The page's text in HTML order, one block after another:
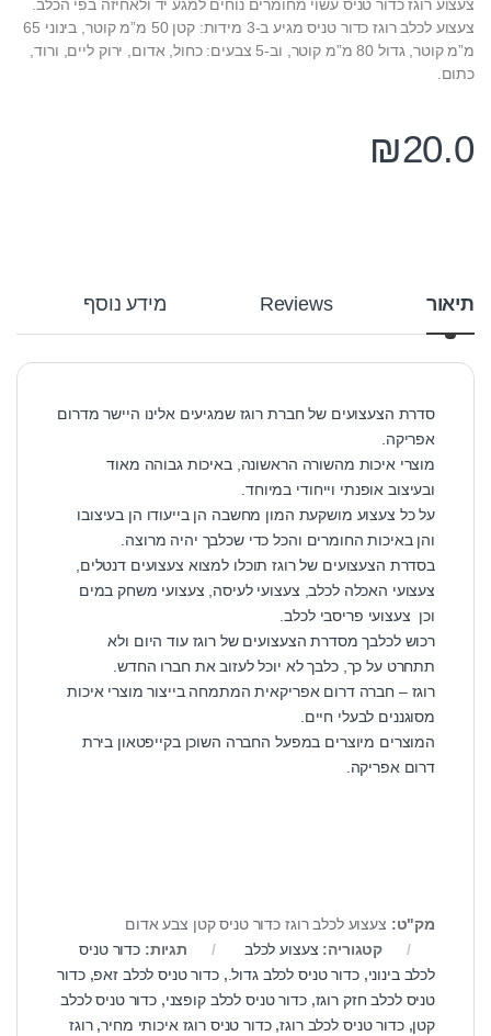
צעצוע רוגז כדור טניס עשוי מחומרים נוחים למגע יד ולאחיזה בפי הכלב.
צעצוע לכלב רוגז כדור טניס מגיע ב-3 מידות: קטן 50 מ”מ קוטר, בינוני 65
מ”מ קוטר, גדול 80 מ”מ קוטר, וב-5 צבעים: כחול, אדום, ירוק ליים, ורוד,
כתום.
₪20.0
תיאור Reviews מידע נוסף
סדרת הצעצועים של חברת רוגז שמגיעים אלינו היישר מדרום
אפריקה.
מוצרי איכות מהשורה הראשונה, באיכות גבוהה מאוד
ובעיצוב אופנתי וייחודי במיוחד.
על כל צעצוע מושקעת המון מחשבה הן בייעודו הן בעיצובו
והן באיכות החומרים והכל כדי שכלבך יהיה מרוצה.
בסדרת הצעצועים של רוגז תוכלו למצוא צעצועים דנטלים,
צעצועי האכלה לכלב, צעצועי לעיסה, צעצועי משחק במים
וכן צעצועי פריסבי לכלב.
רכוש לכלבך מסדרת הצעצועים של רוגז עוד היום ולא
תתחרט על כך, כלבך לא יוכל לעזוב את חברו החדש.
רוגז – חברה דרום אפריקאית המתמחה בייצור מוצרי איכות
מסוגננים לבעלי חיים.
המוצרים מיוצרים במפעל החברה השוכן בקייפטאון בירת
דרום אפריקה.
מק"ט: צעצוע לכלב רוגז כדור טניס קטן צבע אדום
קטגוריה: צעצוע לכלב תגיות: כדור טניס
לכלב בינוני,כדור טניס לכלב גדול.,כדור טניס לכלב זאפ,כדור
טניס לכלב חזק רוגז,כדור טניס לכלב קופצני,כדור טניס לכלב
קטן,כדור טניס לכלב רוגז,כדור טניס רוגז איכותי מחיר,רוגז